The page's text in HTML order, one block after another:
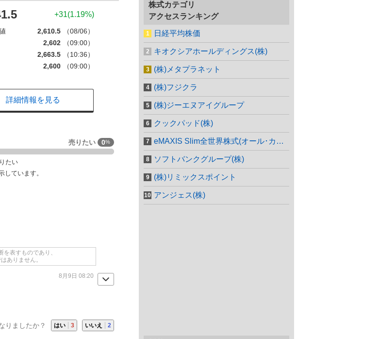
+31(1.19%)
2,610.5
（08/06）
2,602
（09:00）
2,663.5
（10:36）
2,600 （09:00）
詳細情報を見る
売りたい 0%
たい
ています。
表すものであり、
ありません。
8月9日 08:20
りましたか？ はい 3 いいえ 2
株式カテゴリ
アクセスランキング
日経平均株価
キオクシアホールディングス(株)
(株)メタプラネット
(株)フジクラ
(株)ジーエヌアイグループ
クックパッド(株)
eMAXIS Slim全世界株式(オール･カントリー)
ソフトバンクグループ(株)
(株)リミックスポイント
アンジェス(株)